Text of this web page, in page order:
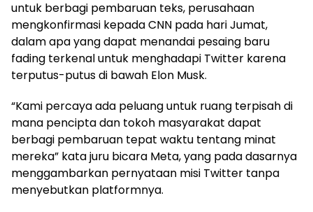
untuk berbagi pembaruan teks, perusahaan
mengkonfirmasi kepada CNN pada hari Jumat,
dalam apa yang dapat menandai pesaing baru
fading terkenal untuk menghadapi Twitter karena
terputus-putus di bawah Elon Musk.
“Kami percaya ada peluang untuk ruang terpisah di
mana pencipta dan tokoh masyarakat dapat
berbagi pembaruan tepat waktu tentang minat
mereka” kata juru bicara Meta, yang pada dasarnya
menggambarkan pernyataan misi Twitter tanpa
menyebutkan platformnya.